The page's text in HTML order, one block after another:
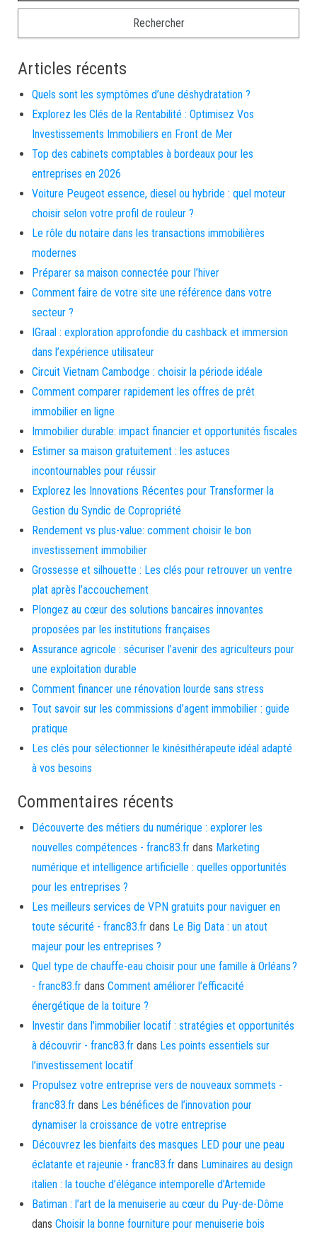
Articles récents
Quels sont les symptômes d’une déshydratation ?
Explorez les Clés de la Rentabilité : Optimisez Vos
Investissements Immobiliers en Front de Mer
Top des cabinets comptables à bordeaux pour les
entreprises en 2026
Voiture Peugeot essence, diesel ou hybride : quel moteur
choisir selon votre profil de rouleur ?
Le rôle du notaire dans les transactions immobilières
modernes
Préparer sa maison connectée pour l’hiver
Comment faire de votre site une référence dans votre
secteur ?
IGraal : exploration approfondie du cashback et immersion
dans l’expérience utilisateur
Circuit Vietnam Cambodge : choisir la période idéale
Comment comparer rapidement les offres de prêt
immobilier en ligne
Immobilier durable: impact financier et opportunités fiscales
Estimer sa maison gratuitement : les astuces
incontournables pour réussir
Explorez les Innovations Récentes pour Transformer la
Gestion du Syndic de Copropriété
Rendement vs plus-value: comment choisir le bon
investissement immobilier
Grossesse et silhouette : Les clés pour retrouver un ventre
plat après l’accouchement
Plongez au cœur des solutions bancaires innovantes
proposées par les institutions françaises
Assurance agricole : sécuriser l’avenir des agriculteurs pour
une exploitation durable
Comment financer une rénovation lourde sans stress
Tout savoir sur les commissions d’agent immobilier : guide
pratique
Les clés pour sélectionner le kinésithérapeute idéal adapté
à vos besoins
Commentaires récents
Découverte des métiers du numérique : explorer les
nouvelles compétences - franc83.fr dans Marketing
numérique et intelligence artificielle : quelles opportunités
pour les entreprises ?
Les meilleurs services de VPN gratuits pour naviguer en
toute sécurité - franc83.fr dans Le Big Data : un atout
majeur pour les entreprises ?
Quel type de chauffe-eau choisir pour une famille à Orléans ?
- franc83.fr dans Comment améliorer l’efficacité
énergétique de la toiture ?
Investir dans l’immobilier locatif : stratégies et opportunités
à découvrir - franc83.fr dans Les points essentiels sur
l’investissement locatif
Propulsez votre entreprise vers de nouveaux sommets -
franc83.fr dans Les bénéfices de l’innovation pour
dynamiser la croissance de votre entreprise
Découvrez les bienfaits des masques LED pour une peau
éclatante et rajeunie - franc83.fr dans Luminaires au design
italien : la touche d’élégance intemporelle d’Artemide
Batiman : l’art de la menuiserie au cœur du Puy-de-Dôme
dans Choisir la bonne fourniture pour menuiserie bois